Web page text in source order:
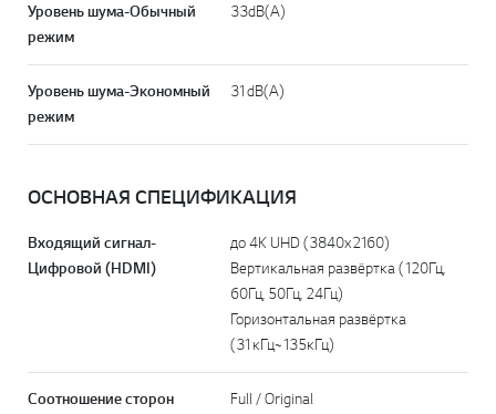
Уровень шума-Обычный
режим
33dB(A)
Уровень шума-Экономный
режим
31dB(A)
ОСНОВНАЯ СПЕЦИФИКАЦИЯ
Входящий сигнал-
Цифровой (HDMI)
до 4K UHD (3840x2160)
Вертикальная развёртка (120Гц,
60Гц, 50Гц, 24Гц)
Горизонтальная развёртка
(31кГц~135кГц)
Соотношение сторон Full / Original